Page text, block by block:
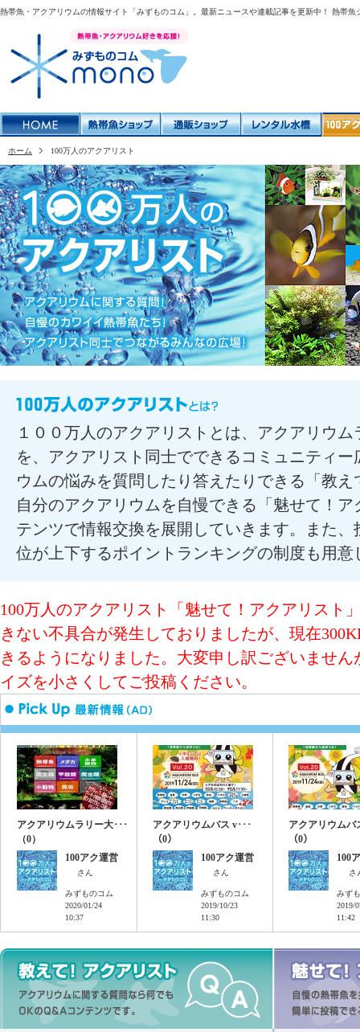
熱帯魚・アクアリウムの情報サイト「みずものコム」。最新ニュースや連載記事を更新中！ 熱帯
ホーム 100万人のアクアリスト
１００万人のアクアリストとは、アクアリウ
を、アクアリスト同士でできるコミュニティ
ウムの悩みを質問したり答えたりできる「教
自分のアクアリウムを自慢できる「魅せて！
テンツで情報交換を展開していきます。また
位が上下するポイントランキングの制度も用意
100万人のアクアリスト「魅せて！アクアリスト
きない不具合が発生しておりましたが、現在
きるようになりました。大変申し訳ございませ
イズを小さくしてご投稿ください。
アクアリウムラリー大･･･
（0）
100アク運営
さん
みずものコム
2020/01/24
10:37
アクアリウムバス v･･･
（0）
100アク運営
さん
みずものコム
2019/10/23
11:30
アクアリウムバ
（0）
100
さ
みず
2019/
11:42